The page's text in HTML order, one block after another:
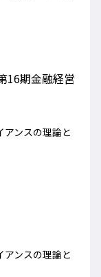
16期金融経営
アンスの理論と
アンスの理論と